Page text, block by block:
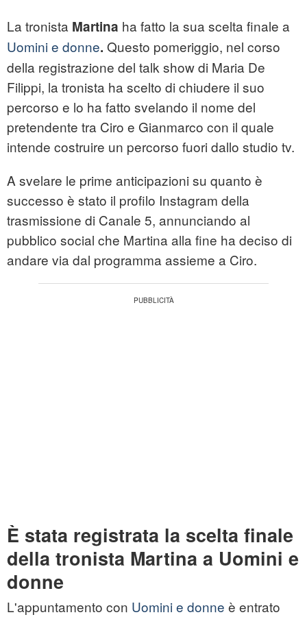
La tronista Martina ha fatto la sua scelta finale a
Uomini e donne. Questo pomeriggio, nel corso
della registrazione del talk show di Maria De
Filippi, la tronista ha scelto di chiudere il suo
percorso e lo ha fatto svelando il nome del
pretendente tra Ciro e Gianmarco con il quale
intende costruire un percorso fuori dallo studio tv.
A svelare le prime anticipazioni su quanto è
successo è stato il profilo Instagram della
trasmissione di Canale 5, annunciando al
pubblico social che Martina alla fine ha deciso di
andare via dal programma assieme a Ciro.
È stata registrata la scelta finale
della tronista Martina a Uomini e
donne
L'appuntamento con Uomini e donne è entrato